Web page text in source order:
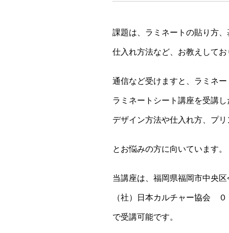
課題は、ラミネートの貼り方
仕入れ方法など、お教えして
通信など受けますと、ラミネ
ラミネートシート講座を受講
デザイン方法や仕入れ方、プ
とお悩みの方に向いています。
当講座は、福岡県福岡市中央
（社）日本カルチャー協会
で受講可能です。